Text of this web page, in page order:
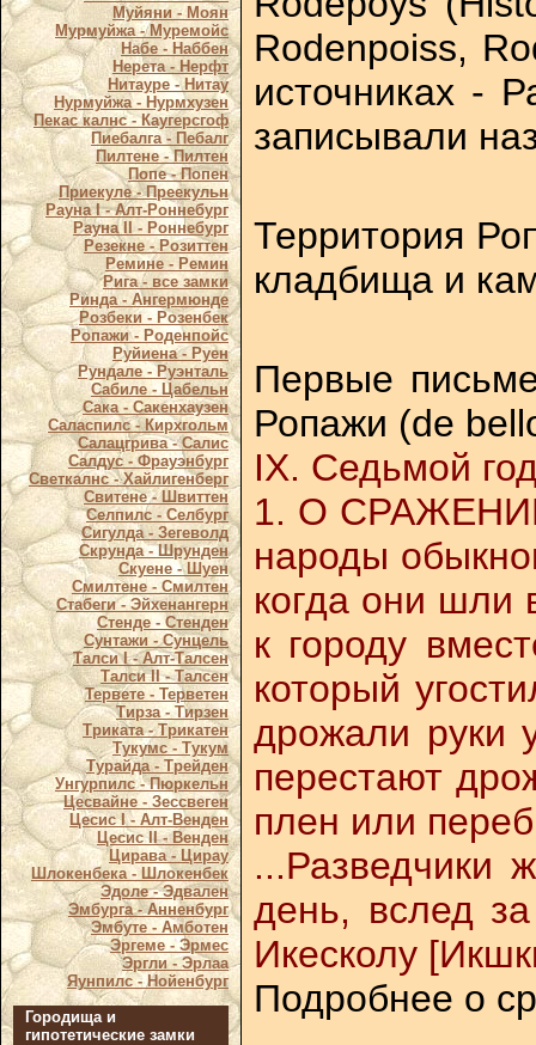
Муйяни - Моян
Мурмуйжа - Муремойс
Набе - Наббен
Нерета - Нерфт
Нитауре - Нитау
Нурмуйжа - Нурмхузен
Пекас калнс - Каугерсгоф
Пиебалга - Пебалг
Пилтене - Пилтен
Попе - Попен
Приекуле - Преекульн
Рауна I - Алт-Роннебург
Рауна II - Роннебург
Резекне - Розиттен
Ремине - Ремин
Рига - все замки
Ринда - Ангермюнде
Розбеки - Розенбек
Ропажи - Роденпойс
Руйиена - Руен
Рундале - Руэнталь
Сабиле - Цабельн
Сака - Сакенхаузен
Саласпилс - Кирхгольм
Салацгрива - Салис
Салдус - Фрауэнбург
Светкалнс - Хайлигенберг
Свитене - Швиттен
Селпилс - Селбург
Сигулда - Зегеволд
Скрунда - Шрунден
Скуене - Шуен
Смилтене - Смилтен
Стабеги - Эйхенангерн
Стенде - Стенден
Сунтажи - Сунцель
Талси I - Алт-Талсен
Талси II - Талсен
Тервете - Терветен
Тирза - Тирзен
Триката - Трикатен
Тукумс - Тукум
Турайда - Трейден
Унгурпилс - Пюркельн
Цесвайне - Зессвеген
Цесис I - Алт-Венден
Цесис II - Венден
Цирава - Цирау
Шлокенбека - Шлокенбек
Эдоле - Эдвален
Эмбурга - Анненбург
Эмбуте - Амботен
Эргеме - Эрмес
Эргли - Эрлаа
Яунпилс - Нойенбург
Городища и
гипотетические замки
Rodenpoiss,
источниках -
записывали
Территория
кладбища и
Первые
Ропажи (de
IX. Седьмой
1. О СРАЖЕНИИ
народы
когда они шли
к городу
который
дрожали руки
перестают
плен или
...Разведчики
день, вслед
Икесколу
Подробнее о